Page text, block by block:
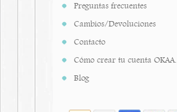
Preguntas frecuentes
Cambios/Devoluciones
Contacto
Cómo crear tu cuenta OKAA.
Blog